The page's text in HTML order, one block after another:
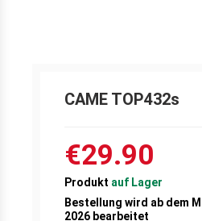
CAME TOP432s
€29.90
Produkt auf Lager
Bestellung wird ab dem
2026 bearbeitet